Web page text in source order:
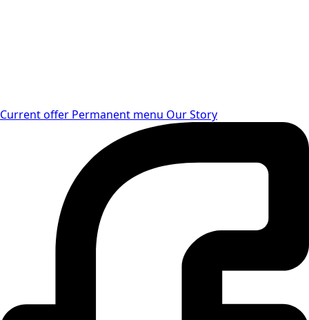
Current offer Permanent menu Our Story